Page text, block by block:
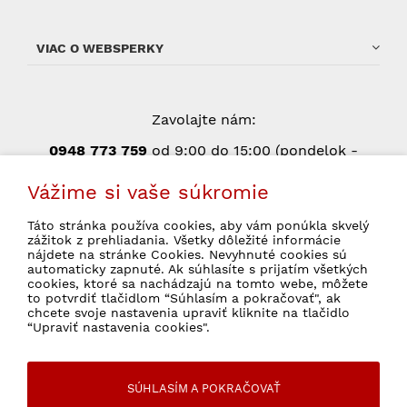
VIAC O WEBSPERKY
Zavolajte nám:
0948 773 759 od 9:00 do 15:00 (pondelok -
Súhlasím so spracovaním osobných údajov
pre marketingové účely.Ochrana osobných
údajov
Vážime si vaše súkromie
Táto stránka používa cookies, aby vám ponúkla skvelý
zážitok z prehliadania. Všetky dôležité informácie
nájdete na stránke Cookies. Nevyhnuté cookies sú
automaticky zapnuté. Ak súhlasíte s prijatím všetkých
cookies, ktoré sa nachádzajú na tomto webe, môžete
to potvrdiť tlačidlom “Súhlasím a pokračovať", ak
chcete svoje nastavenia upraviť kliknite na tlačidlo
“Upraviť nastavenia cookies".
SÚHLASÍM A POKRAČOVAŤ